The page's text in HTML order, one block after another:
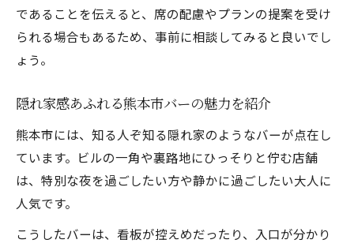
であることを伝えると、席の配慮やプランの提案を受け
られる場合もあるため、事前に相談してみると良いでし
ょう。
隠れ家感あふれる熊本市バーの魅力を紹介
熊本市には、知る人ぞ知る隠れ家のようなバーが点在し
ています。ビルの一角や裏路地にひっそりと佇む店舗
は、特別な夜を過ごしたい方や静かに過ごしたい大人に
人気です。
こうしたバーは、看板が控えめだったり、入口が分かり